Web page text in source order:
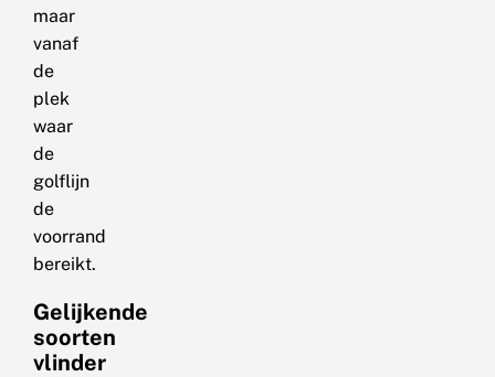
maar
vanaf
de
plek
waar
de
golflijn
de
voorrand
bereikt.
Gelijkende
soorten
vlinder